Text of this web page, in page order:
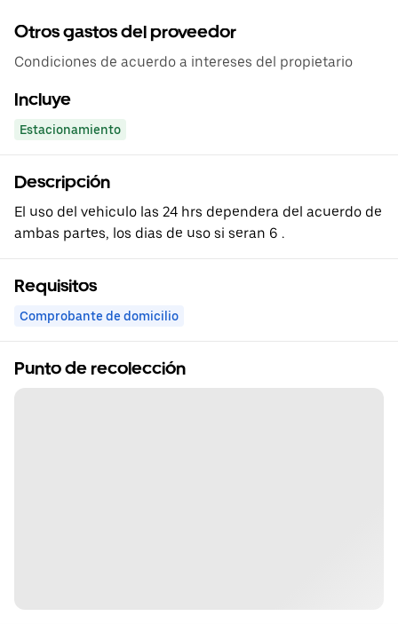
Otros gastos del proveedor
Condiciones de acuerdo a intereses del propietario
Incluye
Estacionamiento
Descripción
El uso del vehiculo las 24 hrs dependera del acuerdo de
ambas partes, los dias de uso si seran 6 .
Requisitos
Comprobante de domicilio
Punto de recolección